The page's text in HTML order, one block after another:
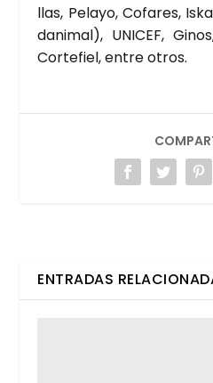
llas, Pela­yo, Cofa­res,
da­ni­mal), UNI­CEF,
Cor­te­fiel, entre otros.
ENTRADAS